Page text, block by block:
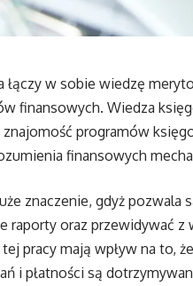
w sobie wiedzę
finansowych. Wiedza
programów
finansowych
znaczenie, gdyż pozwala
raporty oraz przewidywać z
pracy mają wpływ na to,
i płatności są